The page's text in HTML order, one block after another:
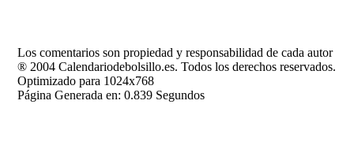
Los comentarios son propiedad y responsabilidad de cada autor
® 2004 Calendariodebolsillo.es. Todos los derechos reservados.
Optimizado para 1024x768
Página Generada en: 0.839 Segundos